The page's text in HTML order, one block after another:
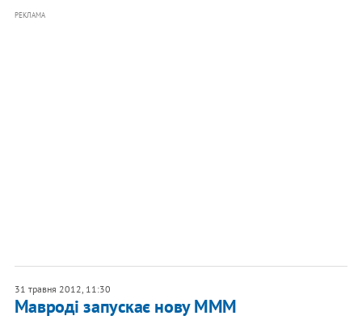
РЕКЛАМА
31 травня 2012, 11:30
Мавроді запускає нову МММ